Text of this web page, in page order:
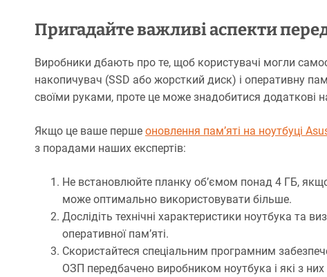
Пригадайте важливі аспекти
Виробники дбають про те, щоб користувачі могли
накопичувач (SSD або жорсткий диск) і оперативну
своїми руками, проте це може знадобитися додаткові
Якщо це ваше перше оновлення пам’яті на ноутбуці
з порадами наших експертів:
Не встановлюйте планку об’ємом понад 4 ГБ,
може оптимально використовувати більше.
Дослідіть технічні характеристики ноутбука та
оперативної пам’яті.
Скористайтеся спеціальним програмним
ОЗП передбачено виробником ноутбука і які з них